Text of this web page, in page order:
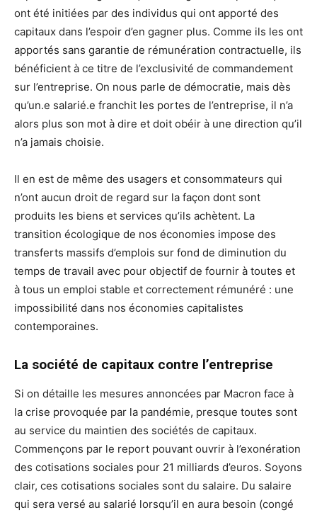
ont été initiées par des individus qui ont apporté des
capitaux dans l’espoir d’en gagner plus. Comme ils les ont
apportés sans garantie de rémunération contractuelle, ils
bénéficient à ce titre de l’exclusivité de commandement
sur l’entreprise. On nous parle de démocratie, mais dès
qu’un.e salarié.e franchit les portes de l’entreprise, il n’a
alors plus son mot à dire et doit obéir à une direction qu’il
n’a jamais choisie.
Il en est de même des usagers et consommateurs qui
n’ont aucun droit de regard sur la façon dont sont
produits les biens et services qu’ils achètent. La
transition écologique de nos économies impose des
transferts massifs d’emplois sur fond de diminution du
temps de travail avec pour objectif de fournir à toutes et
à tous un emploi stable et correctement rémunéré : une
impossibilité dans nos économies capitalistes
contemporaines.
La société de capitaux contre l’entreprise
Si on détaille les mesures annoncées par Macron face à
la crise provoquée par la pandémie, presque toutes sont
au service du maintien des sociétés de capitaux.
Commençons par le report pouvant ouvrir à l’exonération
des cotisations sociales pour 21 milliards d’euros. Soyons
clair, ces cotisations sociales sont du salaire. Du salaire
qui sera versé au salarié lorsqu’il en aura besoin (congé